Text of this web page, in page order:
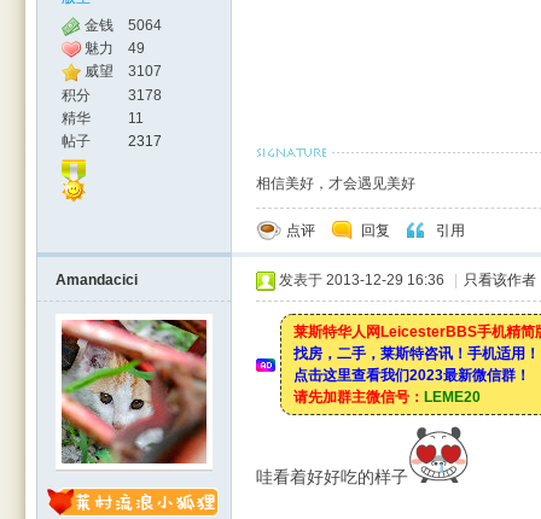
金钱
5064
魅力
49
威望
3107
积分
3178
精华
11
帖子
2317
相信美好，才会遇见美好
点评 回复 引用
Amandacici 发表于 2013-12-29 16:36 只看该作者
莱斯特华人网LeicesterBBS手机精简
找房，二手，莱斯特咨讯！手机适用！
点击这里查看我们2023最新微信群！
请先加群主微信号： LEME20
哇看着好好吃的样子